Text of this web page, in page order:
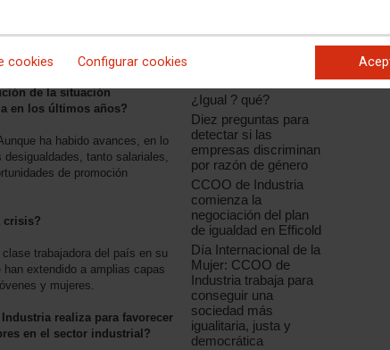
cookies Configurar cookies
que engloba sectores tan
de la situación
en los últimos años?
ha habido avances, en lo
tanto salariales,
de promoción
crisis?
trabajadora del país en su
extendido a amplias capas
y mujeres.
realiza para favorecer
en el sector industrial?
oportunidades de
IndustriAll, que diseña
¿Igual ? qué?
Diez preguntas para
detectar si las
empresas discriminan
por razón de género
CCOO de Industria
comienza la
negociación del plan
de igualdad en Efficold
Día Internacional de la
Mujer: CCOO de
Industria trabaja para
conseguir una
sociedad más
igualitaria, justa y
democrática